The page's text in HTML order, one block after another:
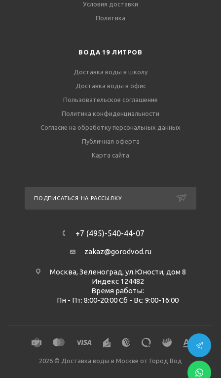
Условия доставки
Политика
ВОДА 19 ЛИТРОВ
Доставка воды в школу
Доставка воды в офис
Пользовательское соглашение
Политика конфиденциальности
Согласие на обработку персональных данных
Публичная оферта
Карта сайта
ПОДПИСАТЬСЯ НА РАССЫЛКУ
+7 (495)-540-44-07
zakaz@gorodvod.ru
Москва, Зеленоград, ул.Юности, дом 8
Индекс 124482
Время работы:
Пн - Пт: 8:00-20:00 Сб - Вс: 9:00-16:00
2026 © Доставка воды в Москве от Город Вод